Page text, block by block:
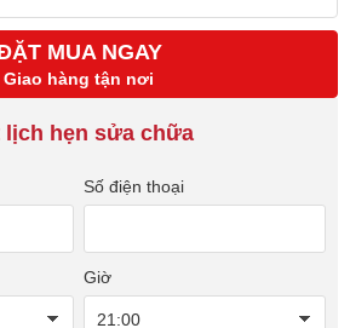
MUA NGAY
Giao hàng tận nơi
lịch hẹn sửa chữa
Số điện thoại
Giờ